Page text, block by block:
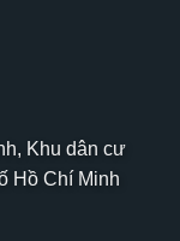
Khu dân cư
Hồ Chí Minh